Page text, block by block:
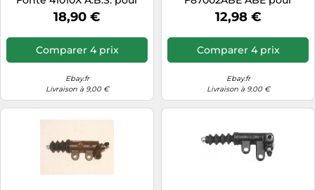
ALFA ROMEO ALFASUD
Sprint 33 164
18,90 €
Comparer 4 prix
Ebay.fr
Livraison à 9,00 €
SUBARU FORESTER
IMPREZA Break LEGACY V
12,98 €
Comparer 4 prix
Ebay.fr
Livraison à 9,00 €